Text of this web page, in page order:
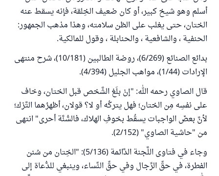
أسلم وهو شيخ كبير، أو كان ضعيف الخِلقة، فإنه يسقط عنه
الختان، حتى يغلب على الظن سلامته، وهذا مذهب الجمهور:
الحنفية ، والشافعية ، والحنابلة ، وقول للمالكية.
بدائع الصنائع (6/269)، روضة الطالبين (10/181)، شرح منتهى
الإرادات (1/44)، مواهب الجليل (4/394).
قال الصاوي رحمه الله: "إنْ بلَغ الشَّخص قبل الختان، وخاف
على نفسِه مِن الختان؛ فهل يتركُه أو لا؟ قولان، أظهرُهما التَّرْك؛
لأنَّ بعضَ الواجبات يسقُط بخوفِ الهلاك، فالسُّنَّة أحرى" انتهى
من "حاشية الصاوي" (2/152).
وجاء في فتاوى اللَّجنة الدَّائمة (5/136): "الخِتان من سُنن
الفطرة، في حقِّ الرِّجال وفي حقِّ النِّساء، وينبغي للدُّعاة إلى